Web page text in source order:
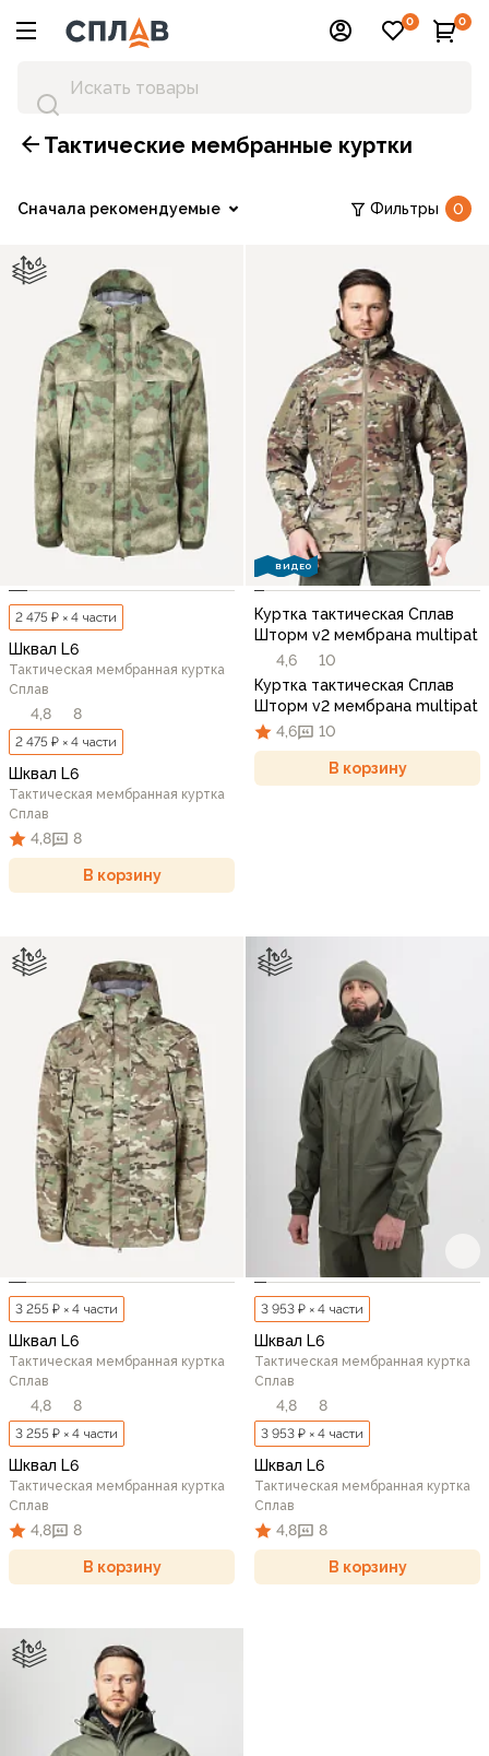
0 0
Тактические мембранные куртки
Сначала рекомендуемые Фильтры 0
2 475 ₽ × 4 части
Шквал L6
Тактическая мембранная куртка
Сплав
4,8 8
2 475 ₽ × 4 части
Шквал L6
Тактическая мембранная куртка
Сплав
4,8 8
В корзину
ВИДЕО
Куртка тактическая Сплав
Шторм v2 мембрана multipat
4,6
10
Куртка тактическая Сплав
Шторм v2 мембрана multipat
4,6
10
В корзину
3 255 ₽ × 4 части
Шквал L6
Тактическая мембранная куртка
Сплав
4,8 8
3 255 ₽ × 4 части
Шквал L6
Тактическая мембранная куртка
Сплав
4,8 8
В корзину
3 953 ₽ × 4 части
Шквал L6
Тактическая мембранная куртка
Сплав
4,8 8
3 953 ₽ × 4 части
Шквал L6
Тактическая мембранная куртка
Сплав
4,8 8
В корзину